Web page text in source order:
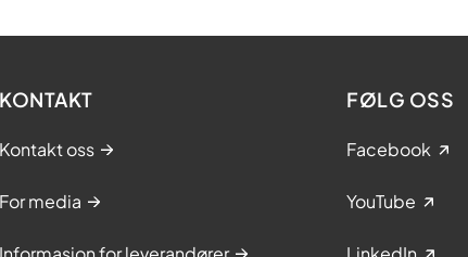
KONTAKT
Kontakt oss
For media
FØLG OSS
Facebook
YouTube